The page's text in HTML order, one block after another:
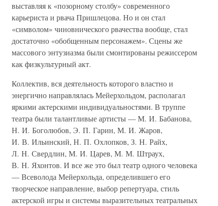
выставляя к «позорному столбу» современного
карьериста и рвача Пришлецова. Но и он стал
«символом» чиновнического рвачества вообще, стал
достаточно «обобщенным персонажем». Сцены же
массового энтузиазма были смонтированы режиссером
как физкультурный акт.
Коллектив, вся деятельность которого властно и
энергично направлялась Мейерхольдом, располагал
яркими актерскими индивидуальностями. В труппе
театра были талантливые артисты — М. И. Бабанова,
Н. И. Боголюбов, Э. П. Гарин, М. И. Жаров,
И. В. Ильинский, Н. П. Охлопков, З. Н. Райх,
Л. Н. Свердлин, М. И. Царев, М. М. Штраух,
В. Н. Яхонтов. И все же это был театр одного человека
— Всеволода Мейерхольда, определившего его
творческое направление, выбор репертуара, стиль
актерской игры и системы выразительных театральных